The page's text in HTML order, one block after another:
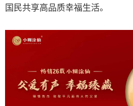
国民共享高品质幸福生活。